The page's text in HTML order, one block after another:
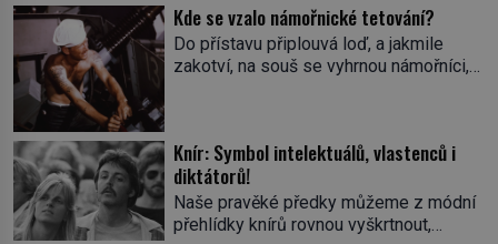
Kde se vzalo námořnické tetování?
Do přístavu připlouvá loď, a jakmile
zakotví, na souš se vyhrnou námořníci,
potetované paže. Námořnická kérka je
totiž něco jako uniforma. Tetování jako
takové má velmi hlubokou minulost.
Tetovaný je už pračlověk Ötzi, který
Knír: Symbol intelektuálů, vlastenců i
diktátorů!
Naše pravěké předky můžeme z módní
přehlídky knírů rovnou vyškrtnout,